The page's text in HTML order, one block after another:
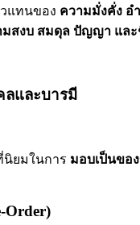
แทนของ ความมั่งคั่ง อ
มสงบ สมดุล ปัญญา และ
ลและบารมี
นิยมในการ มอบเป็นขอ
Order)